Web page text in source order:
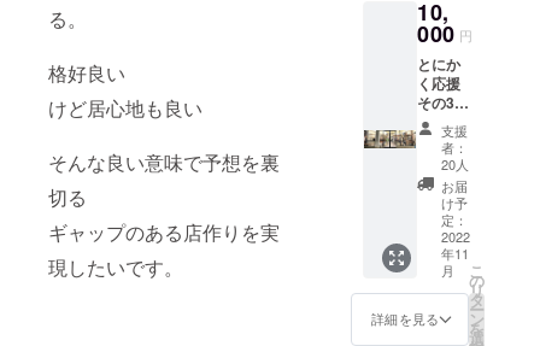
る。
格好良い
けど居心地も良い
そんな良い意味で予想を裏
切る
ギャップのある店作りを実
現したいです。
せ☻ T
シャツ
カラー
はブ
ラック×
ロゴカ
ラーア
イボ
リー ポ
リ100%
ドライ
タイプ
画像の
サイズ
表でご
確認く
ださい
明PET
光沢ラ
ミネー
ト(PP)
スマホ
裏面に
貼れる
サイズ
です こ
ちらの
リター
ンは経
費が少
ない
為、ご
支援頂
いた費
10,
000 円
とにか
く応援
その3
thank
youレ
ターを
お送り
します
ご支援
の感謝
を込め
てお店
の正面
右側ガ
ラス面
支援
者：
20人
お届
け予
定：
2022
年11
月
詳細を見る
こ
の
リ
タ
ー
ン
を
選